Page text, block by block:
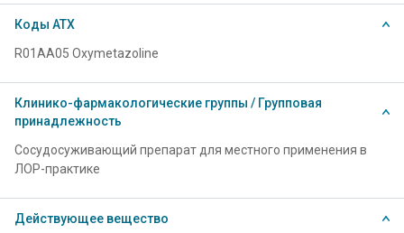
Коды АТХ
R01AA05 Oxymetazoline
Клинико-фармакологические группы / Групповая
принадлежность
Сосудосуживающий препарат для местного применения в
ЛОР-практике
Действующее вещество